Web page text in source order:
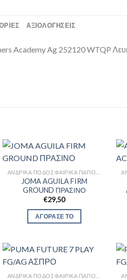
ΑΞΙΟΛΟΓΗΣΕΙΣ
Academy Ag 252120 WTQP
JOMA AGUILA FIRM
GROUND ΠΡΑΣΙΝΟ
€29,50
ΑΓΟΡΑΣΕ ΤΟ